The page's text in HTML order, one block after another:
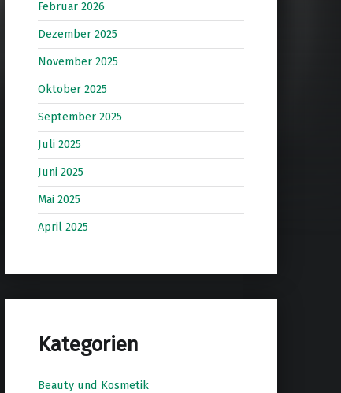
Februar 2026
Dezember 2025
November 2025
Oktober 2025
September 2025
Juli 2025
Juni 2025
Mai 2025
April 2025
Kategorien
Beauty und Kosmetik